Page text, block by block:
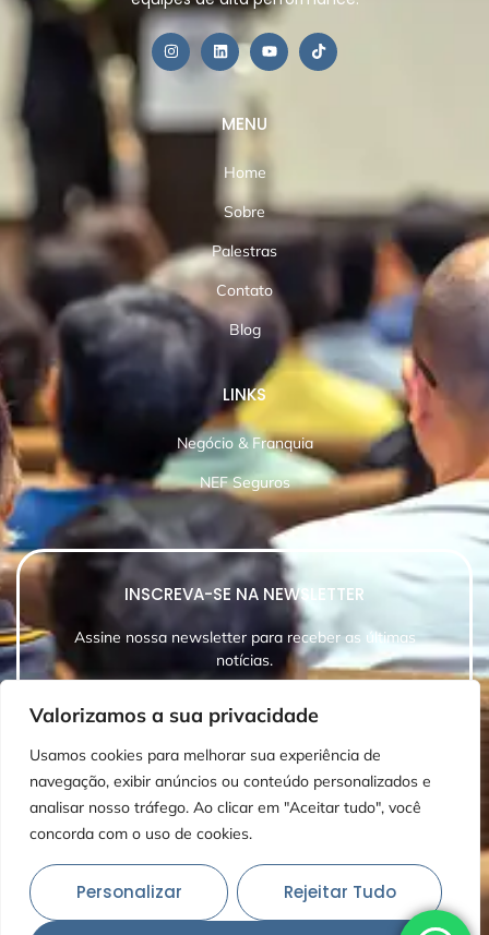
Valorizamos a sua privacidade
Usamos cookies para melhorar sua experiência de
navegação, exibir anúncios ou conteúdo personalizados e
analisar nosso tráfego. Ao clicar em "Aceitar tudo", você
concorda com o uso de cookies.
Personalizar Rejeitar Tudo
MENU
Home
Sobre
Palestras
Contato
Blog
LINKS
Negócio & Franquia
NEF Seguros
INSCREVA-SE NA NEWSLETTER
Assine nossa newsletter para receber as últimas
notícias.
INSCREVER-SE